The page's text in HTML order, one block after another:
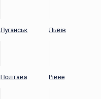
Луганськ Львів
Полтава Рівне